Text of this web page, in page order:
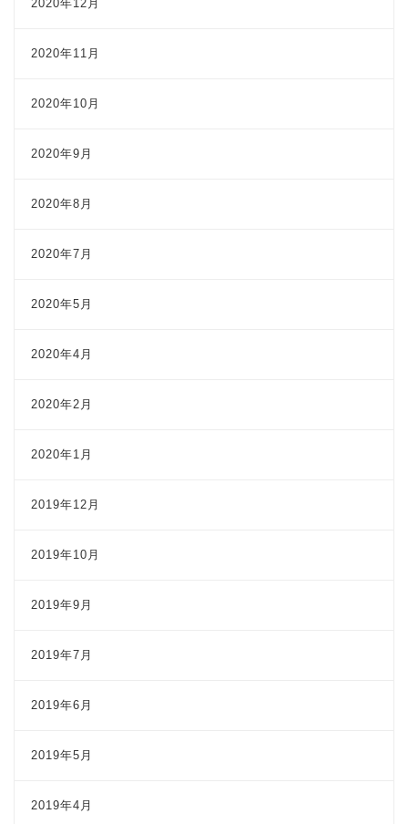
2020年12月
2020年11月
2020年10月
2020年9月
2020年8月
2020年7月
2020年5月
2020年4月
2020年2月
2020年1月
2019年12月
2019年10月
2019年9月
2019年7月
2019年6月
2019年5月
2019年4月